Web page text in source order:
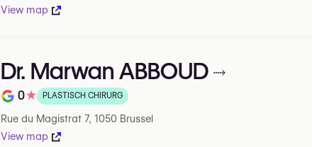
View map
Dr. Marwan ABBOUD
Beoordeling op 5 op Google
0★ PLASTISCH CHIRURG
Rue du Magistrat 7, 1050 Brussel
View map